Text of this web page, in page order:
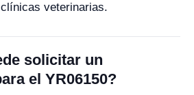
veterinarias.
solicitar un
el YR06150?